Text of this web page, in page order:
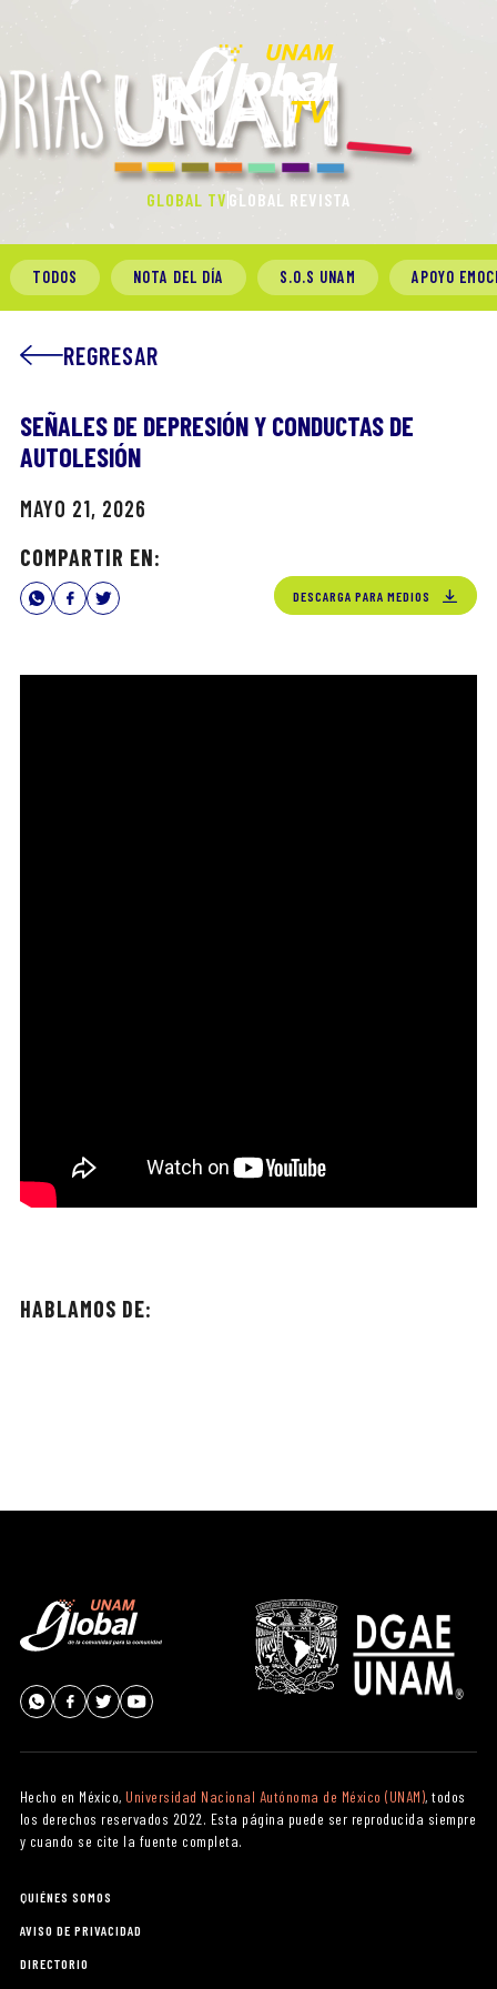
GLOBAL TV GLOBAL REVISTA
TODOS NOTA DEL DÍA S.O.S UNAM APOYO
REGRESAR
SEÑALES DE DEPRESIÓN Y CONDUCTAS DE
AUTOLESIÓN
MAYO 21, 2026
COMPARTIR EN:
DESCARGA PARA MEDIOS
HABLAMOS DE:
Hecho en México, Universidad Nacional Autónoma de México (UNAM), todos
los derechos reservados 2022. Esta página puede ser reproducida siempre
y cuando se cite la fuente completa.
QUIÉNES SOMOS
AVISO DE PRIVACIDAD
DIRECTORIO